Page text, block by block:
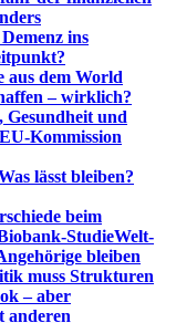
ins
aus dem World
– wirklich?
und
EU-Kommission
lässt bleiben?
beim
StudieWelt-
bleiben
muss Strukturen
– aber
anderen